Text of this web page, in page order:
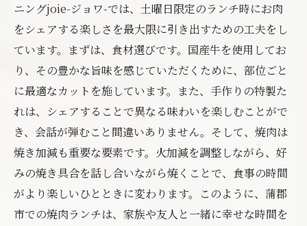
ニングjoie-ジョワ-では、土曜日限定のランチ時にお肉
をシェアする楽しさを最大限に引き出すための工夫をし
ています。まずは、食材選びです。国産牛を使用してお
り、その豊かな旨味を感じていただくために、部位ごと
に最適なカットを施しています。また、手作りの特製た
れは、シェアすることで異なる味わいを楽しむことがで
き、会話が弾むこと間違いありません。そして、焼肉は
焼き加減も重要な要素です。火加減を調整しながら、好
みの焼き具合を話し合いながら焼くことで、食事の時間
がより楽しいひとときに変わります。このように、蒲郡
市での焼肉ランチは、家族や友人と一緒に幸せな時間を